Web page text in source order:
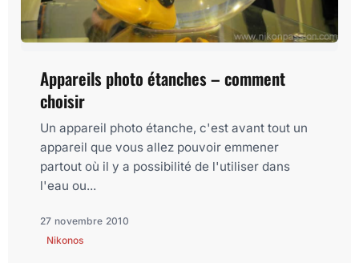
Appareils photo étanches – comment
choisir
Un appareil photo étanche, c'est avant tout un
appareil que vous allez pouvoir emmener
partout où il y a possibilité de l'utiliser dans
l'eau ou...
27 novembre 2010
Nikonos